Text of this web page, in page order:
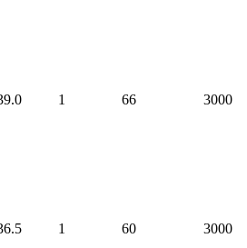
1 66 3000
1 60 3000